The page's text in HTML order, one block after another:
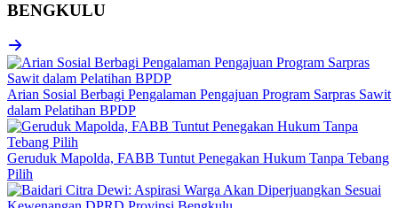
BENGKULU
Arian Sosial Berbagi Pengalaman Pengajuan Program Sarpras Sawit
dalam Pelatihan BPDP
Geruduk Mapolda, FABB Tuntut Penegakan Hukum Tanpa Tebang
Pilih